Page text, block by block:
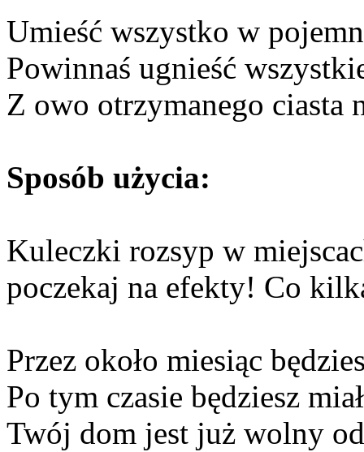
Umieść wszystko w
Powinnaś ugnieść
Z owo otrzymanego ciasta
Sposób użycia:
Kuleczki rozsyp w
poczekaj na efekty! Co
Przez około miesiąc
Po tym czasie będziesz
Twój dom jest już wolny